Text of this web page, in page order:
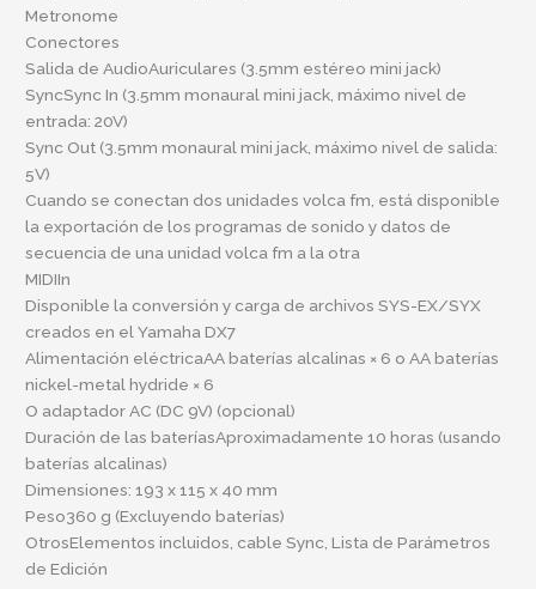
Metronome
Conectores
Salida de AudioAuriculares (3.5mm estéreo mini jack)
SyncSync In (3.5mm monaural mini jack, máximo nivel de
entrada: 20V)
Sync Out (3.5mm monaural mini jack, máximo nivel de salida:
5V)
Cuando se conectan dos unidades volca fm, está disponible
la exportación de los programas de sonido y datos de
secuencia de una unidad volca fm a la otra
MIDIIn
Disponible la conversión y carga de archivos SYS-EX/SYX
creados en el Yamaha DX7
Alimentación eléctricaAA baterías alcalinas × 6 o AA baterías
nickel-metal hydride × 6
O adaptador AC (DC 9V) (opcional)
Duración de las bateríasAproximadamente 10 horas (usando
baterías alcalinas)
Dimensiones: 193 x 115 x 40 mm
Peso360 g (Excluyendo baterías)
OtrosElementos incluidos, cable Sync, Lista de Parámetros
de Edición